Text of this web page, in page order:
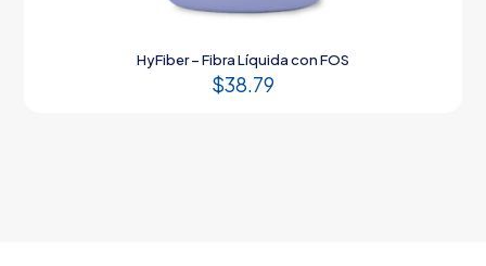
HyFiber – Fibra Líquida con FOS
$38.79